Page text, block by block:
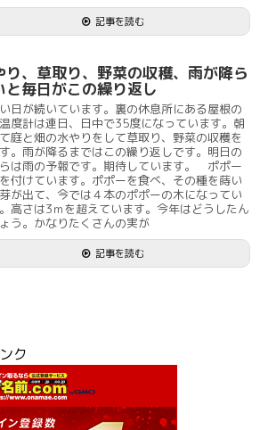
記事を読む
り、草取り、野菜の収穫、雨が降ら
と毎日がこの繰り返し
日が続いています。裏の休息所にある屋根の
度計は連日、日中で35度になっています。朝
庭と畑の水やりをして草取り、野菜の収穫を
。雨が降るまではこの繰り返しです。明日の
は雨の予報です。期待しています。 ポポー
付けています。ポポーを食べ、その種を蒔い
が出て、今では４本のポポーの木になってい
高さは3ｍを超えています。今年はどうしたん
う。かなりたくさんの実が
記事を読む
ク